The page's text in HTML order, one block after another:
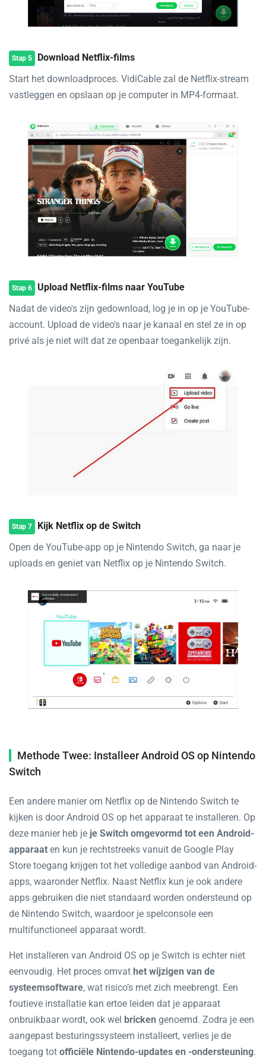
Stap 5
Download Netflix-films
Start het downloadproces. VidiCable zal de Netflix-stream
vastleggen en opslaan op je computer in MP4-formaat.
Stap 6
Upload Netflix-films naar YouTube
Nadat de video's zijn gedownload, log je in op je YouTube-
account. Upload de video's naar je kanaal en stel ze in op
privé als je niet wilt dat ze openbaar toegankelijk zijn.
Stap 7
Kijk Netflix op de Switch
Open de YouTube-app op je Nintendo Switch, ga naar je
uploads en geniet van Netflix op je Nintendo Switch.
Methode Twee: Installeer Android OS op Nintendo
Switch
Een andere manier om Netflix op de Nintendo Switch te
kijken is door Android OS op het apparaat te installeren. Op
deze manier heb je je Switch omgevormd tot een Android-
apparaat en kun je rechtstreeks vanuit de Google Play
Store toegang krijgen tot het volledige aanbod van Android-
apps, waaronder Netflix. Naast Netflix kun je ook andere
apps gebruiken die niet standaard worden ondersteund op
de Nintendo Switch, waardoor je spelconsole een
multifunctioneel apparaat wordt.
Het installeren van Android OS op je Switch is echter niet
eenvoudig. Het proces omvat het wijzigen van de
systeemsoftware, wat risico’s met zich meebrengt. Een
foutieve installatie kan ertoe leiden dat je apparaat
onbruikbaar wordt, ook wel bricken genoemd. Zodra je een
aangepast besturingssysteem installeert, verlies je de
toegang tot officiële Nintendo-updates en -ondersteuning.